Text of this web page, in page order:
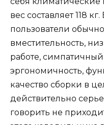
вес составляет 118
пользователи
вместительность,
работе,
эргономичность,
качество сборки в
действительно
говорить не